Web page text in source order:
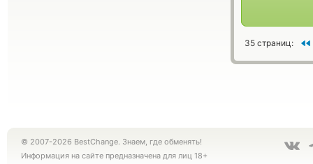
35 страниц:
© 2007-2026 BestChange. Знаем, где обменять!
Информация на сайте предназначена для лиц 18+